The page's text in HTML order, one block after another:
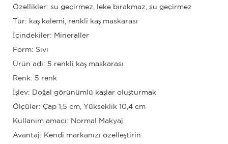
Özellikler: su geçirmez, leke bırakmaz, su geçirmez
Tür: kaş kalemi, renkli kaş maskarası
İçindekiler: Mineraller
Form: Sıvı
Ürün adı: 5 renkli kaş maskarası
Renk: 5 renk
İşlev: Doğal görünümlü kaşlar oluşturmak
Ölçüler: Çap 1,5 cm, Yükseklik 10,4 cm
Kullanım amacı: Normal Makyaj
Avantaj: Kendi markanızı özelleştirin.